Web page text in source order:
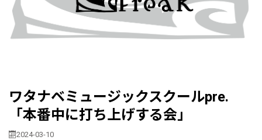
ワタナベミュージックスクールpre.
「本番中に打ち上げする会」
2024-03-10